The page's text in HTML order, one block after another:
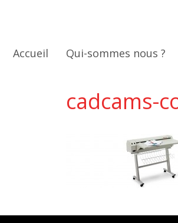
Accueil Qui-sommes nous ?
cadcams-